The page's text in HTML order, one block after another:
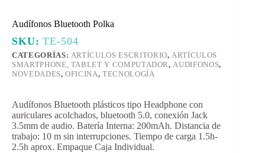
Audífonos Bluetooth Polka
SKU:TE-504
CATEGORÍAS: ARTÍCULOS ESCRITORIO,ARTÍCULOS
SMARTPHONE, TABLET Y COMPUTADOR,AUDIFONOS,
NOVEDADES,OFICINA,TECNOLOGÍA
Audífonos Bluetooth plásticos tipo Headphone con
auriculares acolchados, bluetooth 5.0, conexión Jack
3.5mm de audio. Batería Interna: 200mAh. Distancia de
trabajo: 10 m sin interrupciones. Tiempo de carga 1.5h-
2.5h aprox. Empaque Caja Individual.